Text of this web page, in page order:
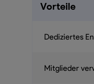
Vorteile
Dediziertes
Mitglieder